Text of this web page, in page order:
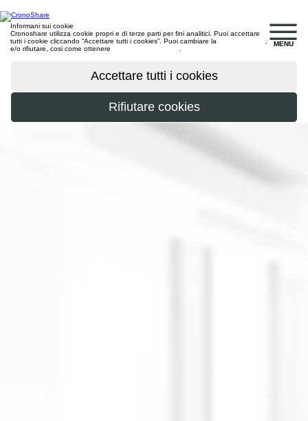
MENU
Informani sui cookie
Cronoshare utilizza cookie propri e di terze parti per fini analitici. Puoi accettare
tutti i cookie cliccando “Accettare tutti i cookies”. Puoi cambiare la
e/o rifiutare, cosi come ottenere